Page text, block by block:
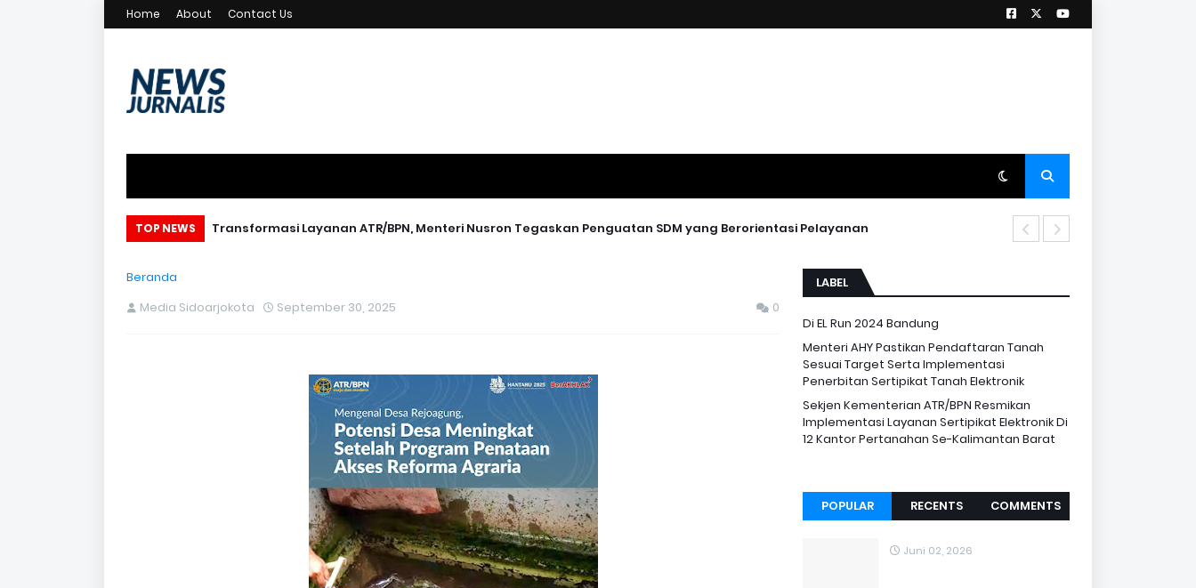
Home About Contact Us
TOP NEWS Transformasi Layanan ATR/BPN, Menteri Nusron Tegaskan Penguatan SDM yang Berorientasi Pelayanan
Beranda
Media Sidoarjokota
September 30, 2025 0
LABEL
Di EL Run 2024 Bandung
Menteri AHY Pastikan Pendaftaran Tanah
Sesuai Target Serta Implementasi
Penerbitan Sertipikat Tanah Elektronik
Sekjen Kementerian ATR/BPN Resmikan
Implementasi Layanan Sertipikat Elektronik Di
12 Kantor Pertanahan Se-Kalimantan Barat
POPULAR RECENTS COMMENTS
Juni 02, 2026